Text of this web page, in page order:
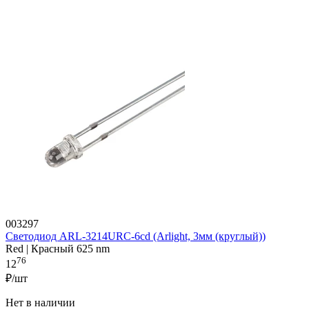
003297
Светодиод ARL-3214URC-6cd (Arlight, 3мм (круглый))
Red | Красный 625 nm
1276
₽/шт
Нет в наличии